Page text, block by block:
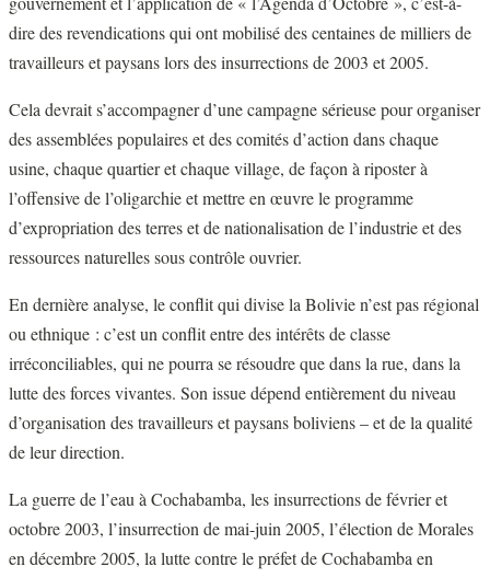
dire des revendications qui ont mobilisé des centaines de milliers de
travailleurs et paysans lors des insurrections de 2003 et 2005.
Cela devrait s’accompagner d’une campagne sérieuse pour organiser
des assemblées populaires et des comités d’action dans chaque
usine, chaque quartier et chaque village, de façon à riposter à
l’offensive de l’oligarchie et mettre en œuvre le programme
d’expropriation des terres et de nationalisation de l’industrie et des
ressources naturelles sous contrôle ouvrier.
En dernière analyse, le conflit qui divise la Bolivie n’est pas régional
ou ethnique : c’est un conflit entre des intérêts de classe
irréconciliables, qui ne pourra se résoudre que dans la rue, dans la
lutte des forces vivantes. Son issue dépend entièrement du niveau
d’organisation des travailleurs et paysans boliviens – et de la qualité
de leur direction.
La guerre de l’eau à Cochabamba, les insurrections de février et
octobre 2003, l’insurrection de mai-juin 2005, l’élection de Morales
en décembre 2005, la lutte contre le préfet de Cochabamba en